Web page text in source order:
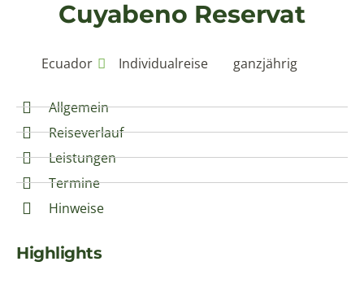
Cuyabeno Reservat
Ecuador Individualreise ganzjährig
Allgemein
Reiseverlauf
Leistungen
Termine
Hinweise
Highlights